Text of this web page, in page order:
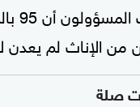
من الإناث لم
صلة